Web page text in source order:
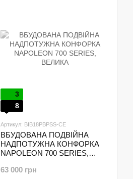
3
8
Артикул: BIB18PBPSS-CE
ВБУДОВАНА ПОДВІЙНА
НАДПОТУЖНА КОНФОРКА
NAPOLEON 700 SERIES,
63 000 грн